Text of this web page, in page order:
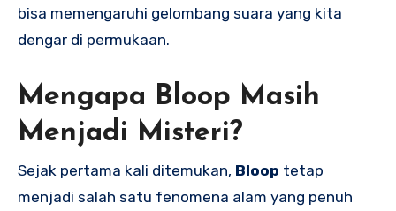
bisa memengaruhi gelombang suara yang kita
dengar di permukaan.
Mengapa Bloop Masih
Menjadi Misteri?
Sejak pertama kali ditemukan, Bloop tetap
menjadi salah satu fenomena alam yang penuh